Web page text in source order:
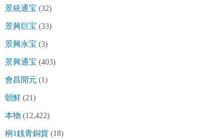
景統通宝 (32)
景興巨宝 (33)
景興永宝 (3)
景興通宝 (403)
會昌開元 (1)
朝鮮 (21)
本物 (12,422)
桐1銭青銅貨 (18)